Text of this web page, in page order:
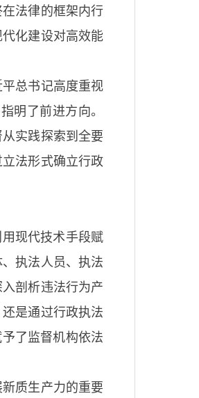
法律的框架内行
化建设对高效能
总书记高度重视
明了前进方向。
实践探索到全要
法形式确立行政
现代技术手段赋
执法人员、执法
剖析违法行为产
是通过行政执法
了监督机构依法
质生产力的重要